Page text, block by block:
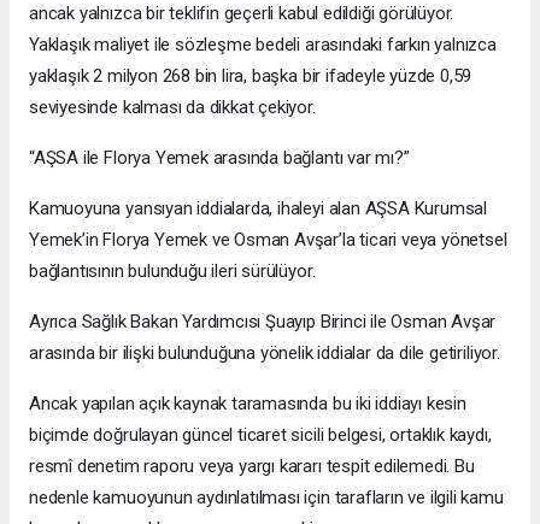
ancak yalnızca bir teklifin geçerli kabul edildiği görülüyor.
Yaklaşık maliyet ile sözleşme bedeli arasındaki farkın yalnızca
yaklaşık 2 milyon 268 bin lira, başka bir ifadeyle yüzde 0,59
seviyesinde kalması da dikkat çekiyor.
“AŞSA ile Florya Yemek arasında bağlantı var mı?”
Kamuoyuna yansıyan iddialarda, ihaleyi alan AŞSA Kurumsal
Yemek’in Florya Yemek ve Osman Avşar’la ticari veya yönetsel
bağlantısının bulunduğu ileri sürülüyor.
Ayrıca Sağlık Bakan Yardımcısı Şuayıp Birinci ile Osman Avşar
arasında bir ilişki bulunduğuna yönelik iddialar da dile getiriliyor.
Ancak yapılan açık kaynak taramasında bu iki iddiayı kesin
biçimde doğrulayan güncel ticaret sicili belgesi, ortaklık kaydı,
resmî denetim raporu veya yargı kararı tespit edilemedi. Bu
nedenle kamuoyunun aydınlatılması için tarafların ve ilgili kamu